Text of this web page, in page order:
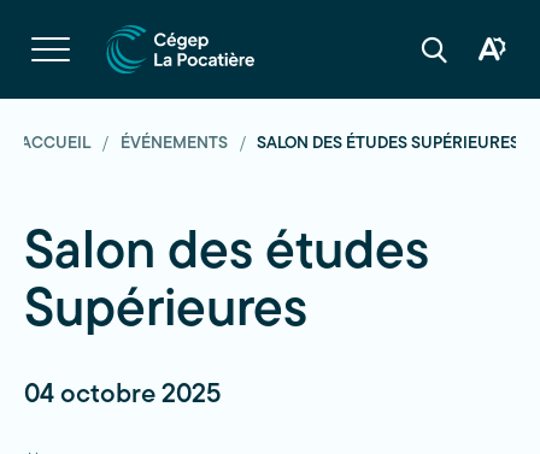
Ouvrir
la
navigation
Ouvrir
recherche
Ouvrir
ACCUEIL ÉVÉNEMENTS SALON DES ÉTUDES SUPÉRIEURES
Salon des études
Supérieures
04 octobre 2025